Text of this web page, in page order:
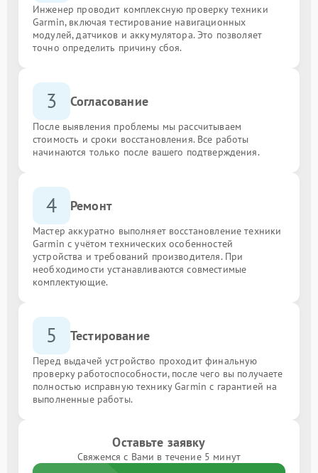
Инженер проводит комплексную проверку техники
Garmin, включая тестирование навигационных
модулей, датчиков и аккумулятора. Это позволяет
точно определить причину сбоя.
3 Согласование
После выявления проблемы мы рассчитываем
стоимость и сроки восстановления. Все работы
начинаются только после вашего подтверждения.
4 Ремонт
Мастер аккуратно выполняет восстановление техники
Garmin с учётом технических особенностей
устройства и требований производителя. При
необходимости устанавливаются совместимые
комплектующие.
5 Тестирование
Перед выдачей устройство проходит финальную
проверку работоспособности, после чего вы получаете
полностью исправную технику Garmin с гарантией на
выполненные работы.
Оставьте заявку
Свяжемся с Вами в течение 5 минут